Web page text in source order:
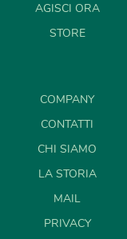
AGISCI ORA
STORE
COMPANY
CONTATTI
CHI SIAMO
LA STORIA
MAIL
PRIVACY